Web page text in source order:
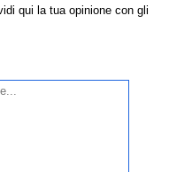
qui la tua opinione con gli